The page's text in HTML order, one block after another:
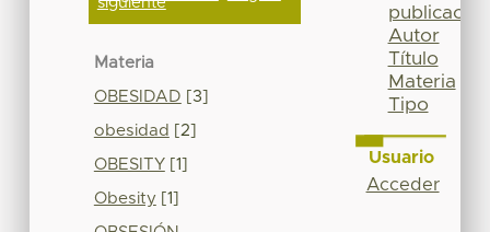
Materia
OBESIDAD [3]
obesidad [2]
OBESITY[1]
Obesity[1]
publicación
Autor
Título
Materia
Tipo
Usuario
Acceder